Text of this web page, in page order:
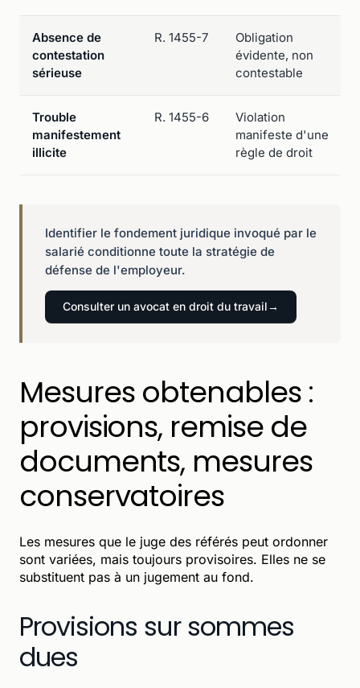
Absence de
contestation
sérieuse
R. 1455-7
Obligation
évidente, non
contestable
Trouble
manifestement
illicite
R. 1455-6
Violation
manifeste d'une
règle de droit
Identifier le fondement juridique invoqué par le
salarié conditionne toute la stratégie de
défense de l'employeur.
Consulter un avocat en droit du travail
Mesures obtenables :
provisions, remise de
documents, mesures
conservatoires
Les mesures que le juge des référés peut ordonner
sont variées, mais toujours provisoires. Elles ne se
substituent pas à un jugement au fond.
Provisions sur sommes
dues